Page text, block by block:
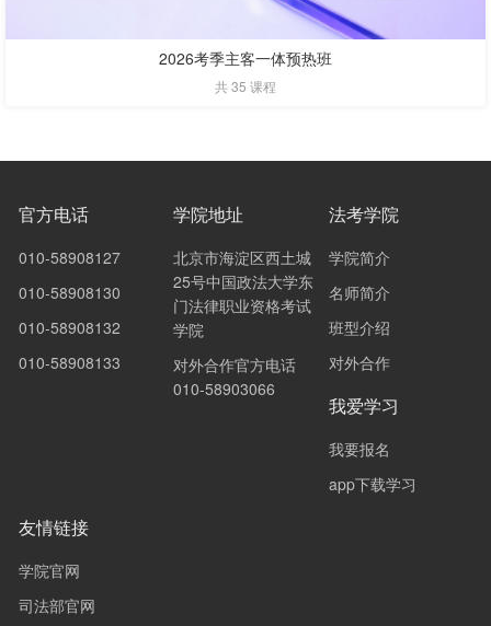
2026考季主客一体预热班
共 35 课程
官方电话
010-58908127
010-58908130
010-58908132
010-58908133
学院地址
北京市海淀区西土城
25号中国政法大学东
门法律职业资格考试
学院
对外合作官方电话
010-58903066
法考学院
学院简介
名师简介
班型介绍
对外合作
我爱学习
我要报名
app下载学习
友情链接
学院官网
司法部官网